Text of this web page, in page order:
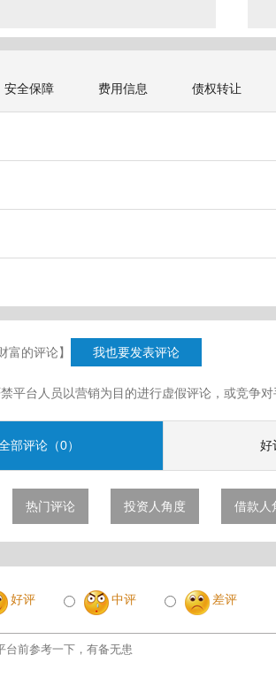
安全保障 费用信息 债权转让
富的评论】 我也要发表评论
平台人员以营销为目的进行虚假评论，或竞争
部评论（0） 好
热门评论 投资人角度 借款人
好评 中评 差评